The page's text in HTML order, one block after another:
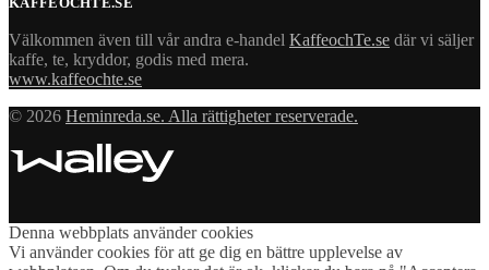
Välkommen även till vår andra e-handel KaffeochTe.se där vi säljer
kaffe, te, kryddor, godis med mera.
www.kaffeochte.se
© 2026 Heminreda.se. Alla rättigheter reserverade.
Denna webbplats använder cookies
Vi använder cookies för att ge dig en bättre upplevelse av